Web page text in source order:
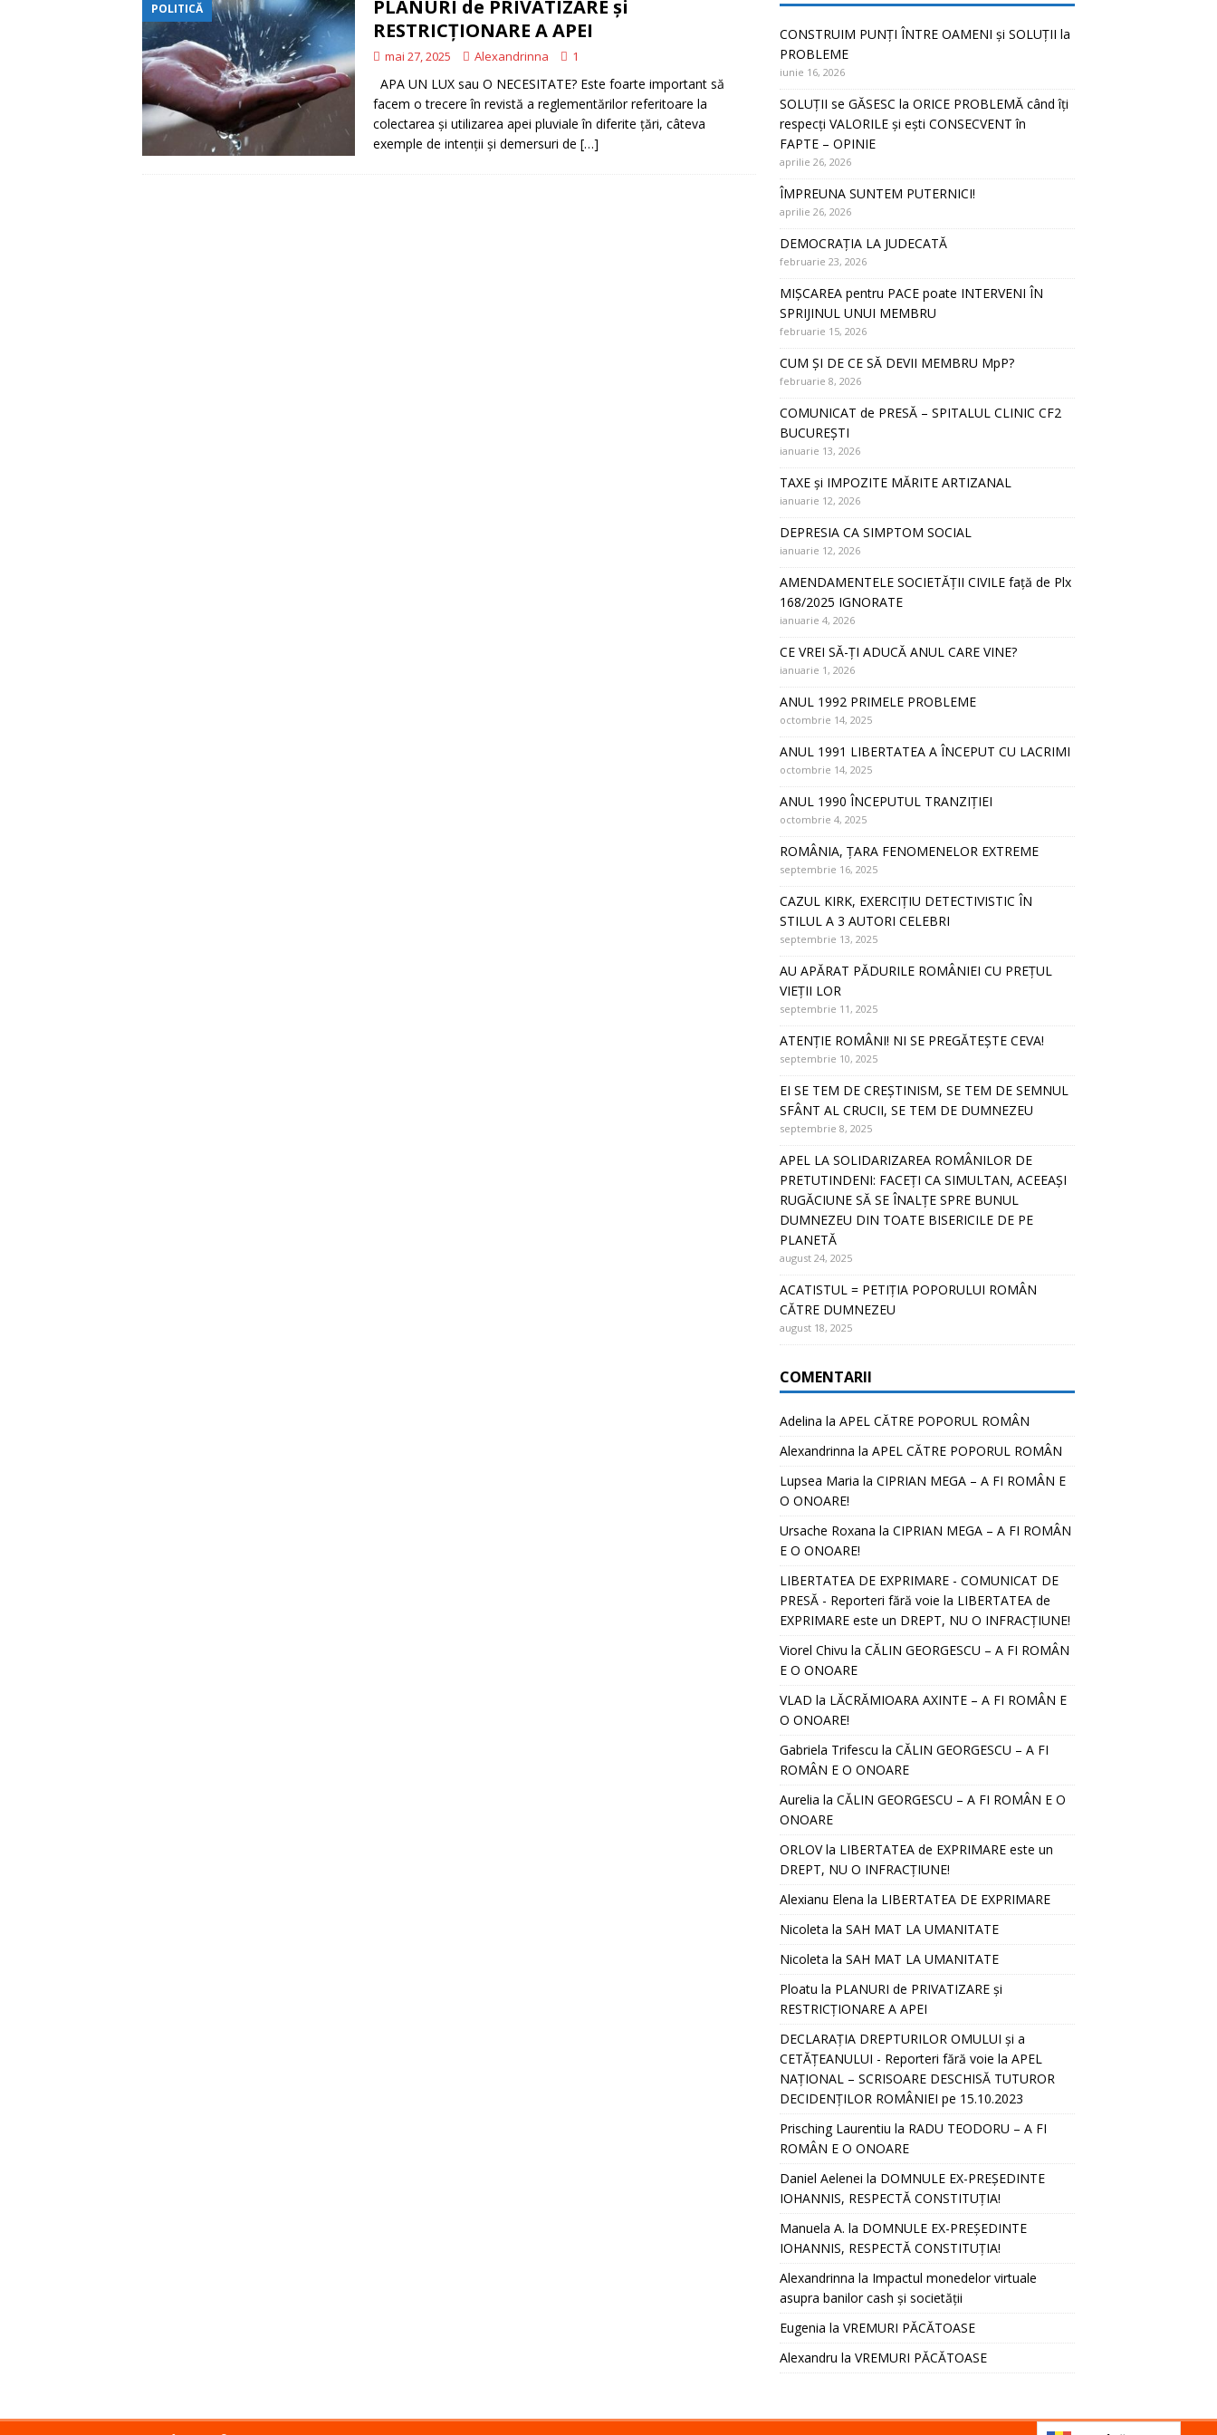
[ iunie 16, 2026 ] CONSTRUIM PUNȚI ÎNTRE OAMENI și SOLUȚII la PROBLEME
EDITORIAL
POLITICĂ
PLANURI de PRIVATIZARE și
RESTRICȚIONARE A APEI
mai 27, 2025 Alexandrinna 1
APA UN LUX sau O NECESITATE? Este foarte important să
facem o trecere în revistă a reglementărilor referitoare la
colectarea şi utilizarea apei pluviale în diferite ţări, câteva
exemple de intenții și demersuri de […]
CONSTRUIM PUNȚI ÎNTRE OAMENI și SOLUȚII la
PROBLEME
iunie 16, 2026
SOLUȚII se GĂSESC la ORICE PROBLEMĂ când îți
respecți VALORILE și ești CONSECVENT în
FAPTE – OPINIE
aprilie 26, 2026
ÎMPREUNA SUNTEM PUTERNICI!
aprilie 26, 2026
DEMOCRAȚIA LA JUDECATĂ
februarie 23, 2026
MIȘCAREA pentru PACE poate INTERVENI ÎN
SPRIJINUL UNUI MEMBRU
februarie 15, 2026
CUM ȘI DE CE SĂ DEVII MEMBRU MpP?
februarie 8, 2026
COMUNICAT de PRESĂ – SPITALUL CLINIC CF2
BUCUREȘTI
ianuarie 13, 2026
TAXE și IMPOZITE MĂRITE ARTIZANAL
ianuarie 12, 2026
DEPRESIA CA SIMPTOM SOCIAL
ianuarie 12, 2026
AMENDAMENTELE SOCIETĂȚII CIVILE față de Plx
168/2025 IGNORATE
ianuarie 4, 2026
CE VREI SĂ-ȚI ADUCĂ ANUL CARE VINE?
ianuarie 1, 2026
ANUL 1992 PRIMELE PROBLEME
octombrie 14, 2025
ANUL 1991 LIBERTATEA A ÎNCEPUT CU LACRIMI
octombrie 14, 2025
ANUL 1990 ÎNCEPUTUL TRANZIȚIEI
octombrie 4, 2025
ROMÂNIA, ȚARA FENOMENELOR EXTREME
septembrie 16, 2025
CAZUL KIRK, EXERCIȚIU DETECTIVISTIC ÎN
STILUL A 3 AUTORI CELEBRI
septembrie 13, 2025
AU APĂRAT PĂDURILE ROMÂNIEI CU PREȚUL
VIEȚII LOR
septembrie 11, 2025
ATENȚIE ROMÂNI! NI SE PREGĂTEȘTE CEVA!
septembrie 10, 2025
EI SE TEM DE CREȘTINISM, SE TEM DE SEMNUL
SFÂNT AL CRUCII, SE TEM DE DUMNEZEU
septembrie 8, 2025
APEL LA SOLIDARIZAREA ROMÂNILOR DE
PRETUTINDENI: FACEȚI CA SIMULTAN, ACEEAȘI
RUGĂCIUNE SĂ SE ÎNALȚE SPRE BUNUL
DUMNEZEU DIN TOATE BISERICILE DE PE
PLANETĂ
august 24, 2025
ACATISTUL = PETIȚIA POPORULUI ROMÂN
CĂTRE DUMNEZEU
august 18, 2025
COMENTARII
Adelina la APEL CĂTRE POPORUL ROMÂN
Alexandrinna la APEL CĂTRE POPORUL ROMÂN
Lupsea Maria la CIPRIAN MEGA – A FI ROMÂN E
O ONOARE!
Ursache Roxana la CIPRIAN MEGA – A FI ROMÂN
E O ONOARE!
LIBERTATEA DE EXPRIMARE - COMUNICAT DE
PRESĂ - Reporteri fără voie la LIBERTATEA de
EXPRIMARE este un DREPT, NU O INFRACȚIUNE!
Viorel Chivu la CĂLIN GEORGESCU – A FI ROMÂN
E O ONOARE
VLAD la LĂCRĂMIOARA AXINTE – A FI ROMÂN E
O ONOARE!
Gabriela Trifescu la CĂLIN GEORGESCU – A FI
ROMÂN E O ONOARE
Aurelia la CĂLIN GEORGESCU – A FI ROMÂN E O
ONOARE
ORLOVla LIBERTATEA de EXPRIMARE este un
DREPT, NU O INFRACȚIUNE!
Alexianu Elena la LIBERTATEA DE EXPRIMARE
Nicoleta la SAH MAT LA UMANITATE
Nicoleta la SAH MAT LA UMANITATE
Ploatu la PLANURI de PRIVATIZARE și
RESTRICȚIONARE A APEI
DECLARAȚIA DREPTURILOR OMULUI și a
CETĂȚEANULUI - Reporteri fără voie la APEL
NAȚIONAL – SCRISOARE DESCHISĂ TUTUROR
DECIDENȚILOR ROMÂNIEI pe 15.10.2023
Prisching Laurentiu la RADU TEODORU – A FI
ROMÂN E O ONOARE
Daniel Aelenei la DOMNULE EX-PREȘEDINTE
IOHANNIS, RESPECTĂ CONSTITUȚIA!
Manuela A. la DOMNULE EX-PREȘEDINTE
IOHANNIS, RESPECTĂ CONSTITUȚIA!
Alexandrinna la Impactul monedelor virtuale
asupra banilor cash și societății
Eugenia la VREMURI PĂCĂTOASE
Alexandru la VREMURI PĂCĂTOASE